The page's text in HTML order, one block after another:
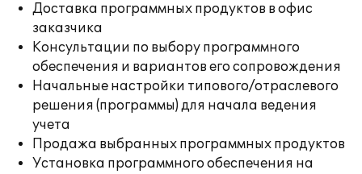
Доставка программных продуктов в офис
заказчика
Консультации по выбору программного
обеспечения и вариантов его сопровождения
Начальные настройки типового/отраслевого
решения (программы) для начала ведения
учета
Продажа выбранных программных продуктов
Установка программного обеспечения на